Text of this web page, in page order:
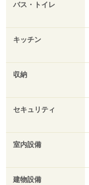
バス・トイレ
キッチン
収納
セキュリティ
室内設備
建物設備